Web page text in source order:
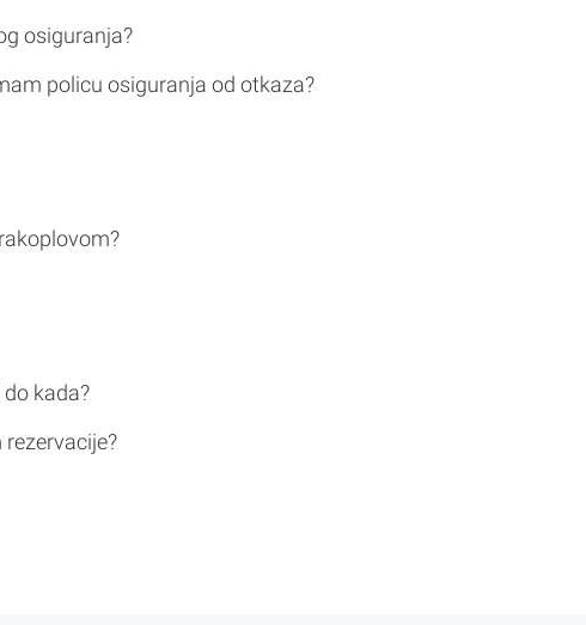
osiguranja?
policu osiguranja od otkaza?
kada?